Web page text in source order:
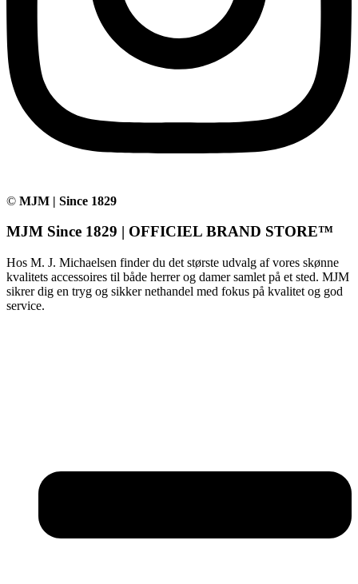
© MJM | Since 1829
MJM Since 1829 | OFFICIEL BRAND STORE™
Hos M. J. Michaelsen finder du det største udvalg af vores skønne
kvalitets accessoires til både herrer og damer samlet på et sted. MJM
sikrer dig en tryg og sikker nethandel med fokus på kvalitet og god
service.